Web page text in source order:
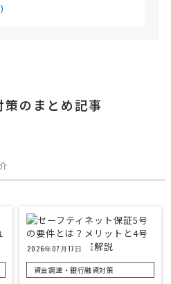
のまとめ記事
2026年07月17日
資金調達・銀行融資対策